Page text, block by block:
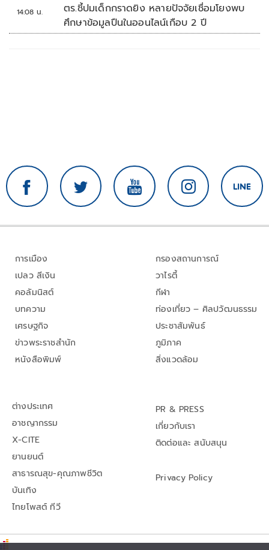
14:08 น.
ตร.ชี้ปมเด็กกราดยิง หลายปัจจัยเชื่อมโยงพบ
ศึกษาข้อมูลปืนในออนไลน์เกือบ 2 ปี
การเมือง
เปลว สีเงิน
คอลัมนิสต์
บทความ
เศรษฐกิจ
ข่าวพระราชสำนัก
หนังสือพิมพ์
กรองสถานการณ์
วาไรตี้
กีฬา
ท่องเที่ยว – ศิลปวัฒนธรรม
ประชาสัมพันธ์
ภูมิภาค
สิ่งแวดล้อม
ต่างประเทศ
อาชญากรรม
X-CITE
ยานยนต์
สาธารณสุข-คุณภาพชีวิต
บันเทิง
ไทยโพสต์ ทีวี
PR & PRESS
เกี่ยวกับเรา
ติดต่อและ สนับสนุน
Privacy Policy